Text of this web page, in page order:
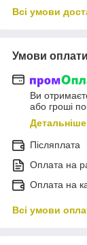
Всі умови
Умови оплати
Ви
або гроші
Детальніше
Післяплата
Оплата на
Оплата на
Всі умови